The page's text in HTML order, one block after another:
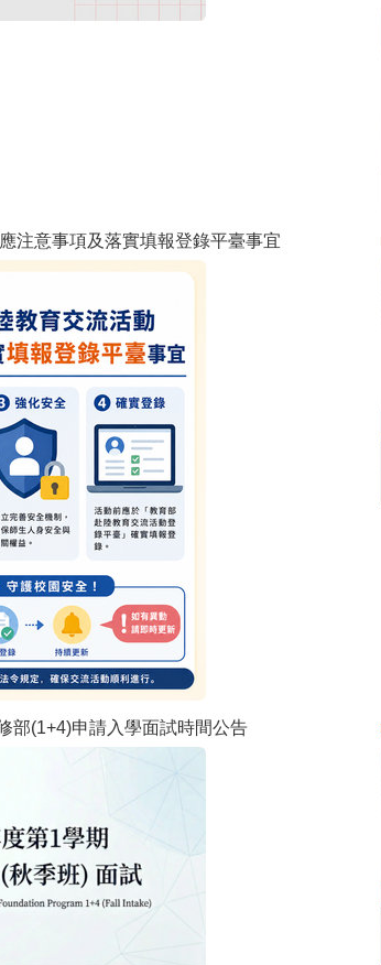
注意事項及落實填報登錄平臺事宜
部(1+4)申請入學面試時間公告